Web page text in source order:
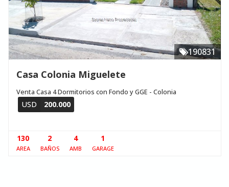
190831
Casa Colonia Miguelete
Venta Casa 4 Dormitorios con Fondo y GGE - Colonia
USD 200.000
130
AREA
2
BAÑOS
4
AMB
1
GARAGE